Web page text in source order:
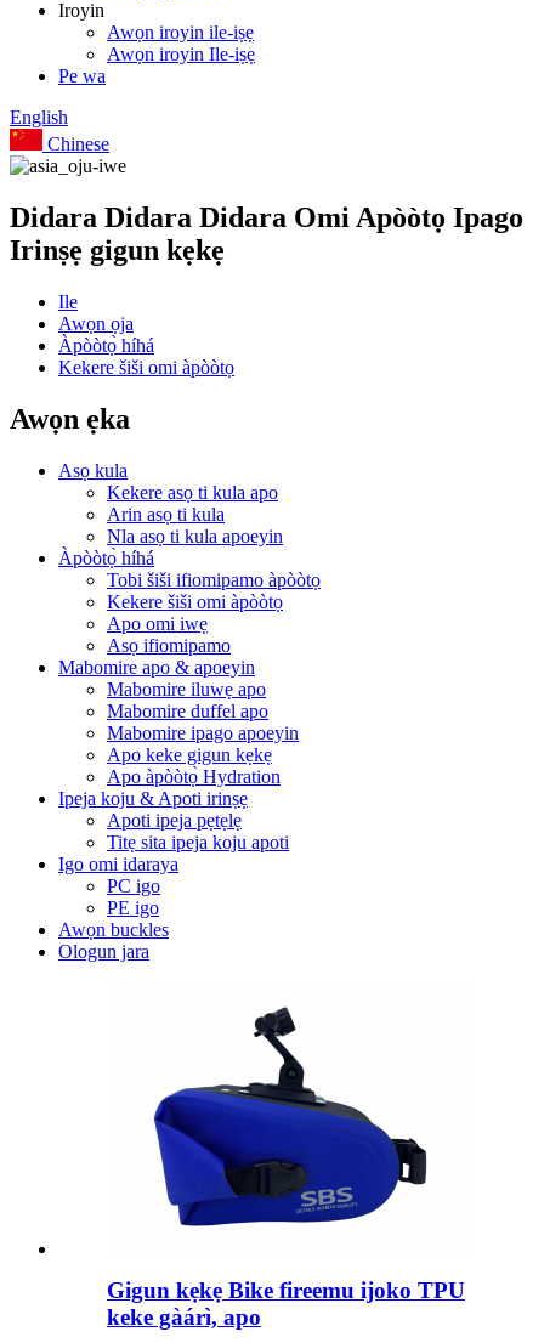
Iroyin
Awọn iroyin ile-iṣẹ
Awọn iroyin Ile-iṣẹ
Pe wa
English
Chinese
Didara Didara Didara Omi Apòòtọ Ipago
Irinṣẹ gigun kẹkẹ
Ile
Awọn ọja
Àpòòtọ̀ híhá
Kekere šiši omi àpòòtọ
Awọn ẹka
Asọ kula
Kekere asọ ti kula apo
Arin asọ ti kula
Nla asọ ti kula apoeyin
Àpòòtọ̀ híhá
Tobi šiši ifiomipamo àpòòtọ
Kekere šiši omi àpòòtọ
Apo omi iwẹ
Asọ ifiomipamo
Mabomire apo & apoeyin
Mabomire iluwẹ apo
Mabomire duffel apo
Mabomire ipago apoeyin
Apo keke gigun kẹkẹ
Apo àpòòtọ̀ Hydration
Ipeja koju & Apoti irinṣẹ
Apoti ipeja pẹtẹlẹ
Titẹ sita ipeja koju apoti
Igo omi idaraya
PC igo
PE igo
Awọn buckles
Ologun jara
Gigun kẹkẹ Bike fireemu ijoko TPU
keke gàárì, apo